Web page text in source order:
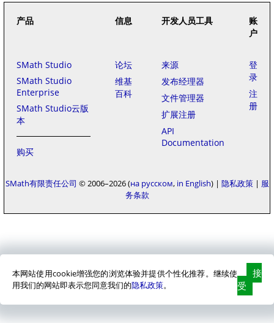
本网站使用cookie增强您的浏览体验并提供个性化推荐。继续使
用我们的网站即表示您同意我们的隐私政策。
接
受
产品 信息 开发人员工具
账
户
SMath Studio
SMath Studio
Enterprise
SMath Studio云版
本
购买
论坛
维基
百科
来源
发布经理器
文件管理器
扩展注册
API
Documentation
登
录
注
册
SMath有限责任公司 © 2006–2026 на русском in English | 隐私政策| 服
务条款